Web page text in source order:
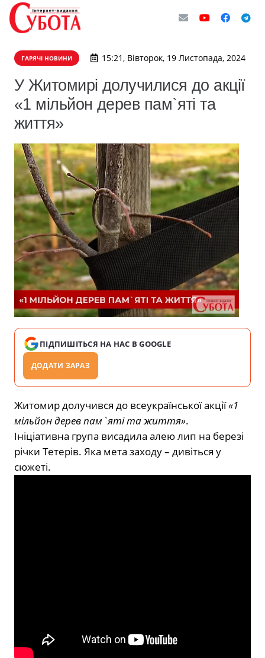
ГАРЯЧІ НОВИНИ 15:21, Вівторок, 19 Листопада, 2024
У Житомирі долучилися до акції
«1 мільйон дерев пам`яті та
життя»
ПІДПИШІТЬСЯ НА НАС В GOOGLE
ДОДАТИ ЗАРАЗ
Житомир долучився до всеукраїнської акції«1
мільйон дерев пам`яті та життя».
Ініціативна група висадила алею лип на березі
річки Тетерів. Яка мета заходу – дивіться у
сюжеті.